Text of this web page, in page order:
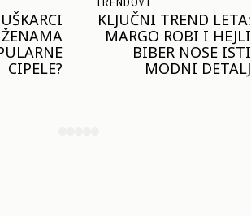
LETA:
I HEJLI
ISTI
DETALJ
JOŠ JE RANO ZA JAKNE
– ALI U RESERVED JE
STIGAO MODEL KOJI
ĆE BITI VELIKI TREND